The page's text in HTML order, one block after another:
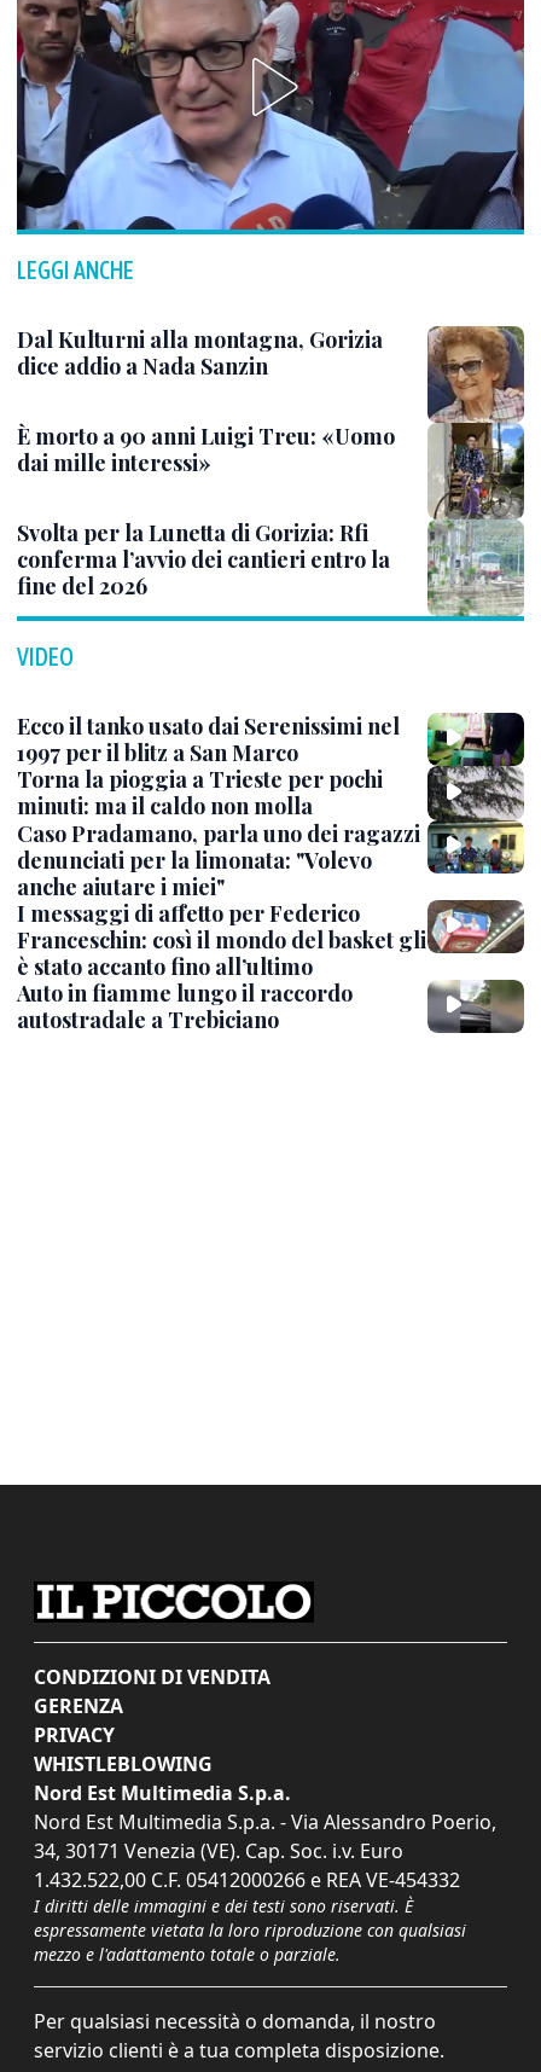
LEGGI ANCHE
Dal Kulturni alla montagna, Gorizia
dice addio a Nada Sanzin
È morto a 90 anni Luigi Treu: «Uomo
dai mille interessi»
Svolta per la Lunetta di Gorizia: Rfi
conferma l’avvio dei cantieri entro la
fine del 2026
VIDEO
Ecco il tanko usato dai Serenissimi nel
1997 per il blitz a San Marco
Torna la pioggia a Trieste per pochi
minuti: ma il caldo non molla
Caso Pradamano, parla uno dei ragazzi
denunciati per la limonata: "Volevo
anche aiutare i miei"
I messaggi di affetto per Federico
Franceschin: così il mondo del basket gli
è stato accanto fino all’ultimo
Auto in fiamme lungo il raccordo
autostradale a Trebiciano
CONDIZIONI DI VENDITA
GERENZA
PRIVACY
WHISTLEBLOWING
Nord Est Multimedia S.p.a.
Nord Est Multimedia S.p.a. - Via Alessandro Poerio,
34, 30171 Venezia (VE). Cap. Soc. i.v. Euro
1.432.522,00 C.F. 05412000266 e REA VE-454332
I diritti delle immagini e dei testi sono riservati. È
espressamente vietata la loro riproduzione con qualsiasi
mezzo e l'adattamento totale o parziale.
Per qualsiasi necessità o domanda, il nostro
servizio clienti è a tua completa disposizione.